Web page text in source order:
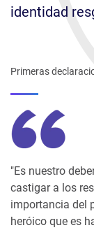
identidad
Primeras
"Es nuestro
castigar a los
importancia del
heróico que es